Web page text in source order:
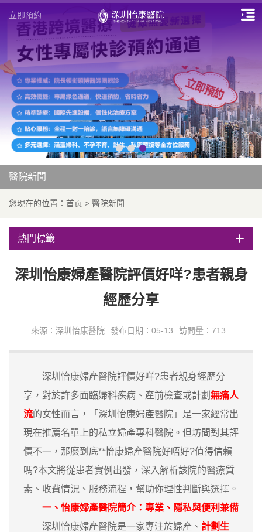
立即預約
醫院新聞
您現在的位置： 首页 > 醫院新聞
熱門標籤
深圳怡康婦產醫院評價好咩?患者親身
經歷分享
來源：深圳怡康醫院 發布日期：05-13 訪問量：713
深圳怡康婦產醫院評價好咩?患者親身經歷分
享，對於許多面臨婦科疾病、產前檢查或計劃 無痛人
流的女性而言，「深圳怡康婦產醫院」是一家經常出
現在推薦名單上的私立婦產專科醫院。但坊間對其評
價不一，那麼到底**怡康婦產醫院好唔好?值得信賴
嗎?本文將從患者實例出發，深入解析該院的醫療質
素、收費情況、服務流程，幫助你理性判斷與選擇。
一、怡康婦產醫院簡介：專業、隱私與便利兼備
深圳怡康婦產醫院是一家專注於婦產、 計劃生